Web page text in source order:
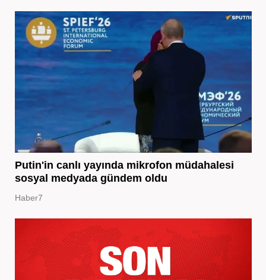
Putin'in canlı yayında mikrofon müdahalesi
sosyal medyada gündem oldu
Haber7